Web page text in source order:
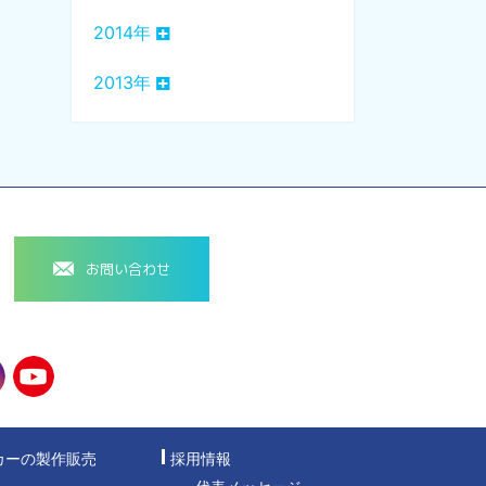
2014年
2013年
お問い合わせ
ーの製作販売
採用情報